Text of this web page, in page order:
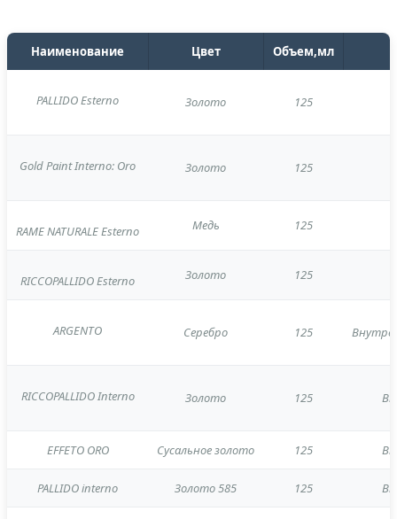
Наименование Цвет Объем,мл
PALLIDO Esterno Золото 125
Gold Paint Interno: Oro Золото 125
RAME NATURALE Esterno Медь 125
RICCOPALLIDO Esterno Золото 125
ARGENTO Серебро 125
RICCOPALLIDO Interno Золото 125
EFFETO ORO Сусальное золото 125
PALLIDO interno Золото 585 125